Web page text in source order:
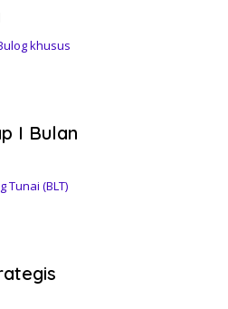
khusus
I Bulan
Tunai (BLT)